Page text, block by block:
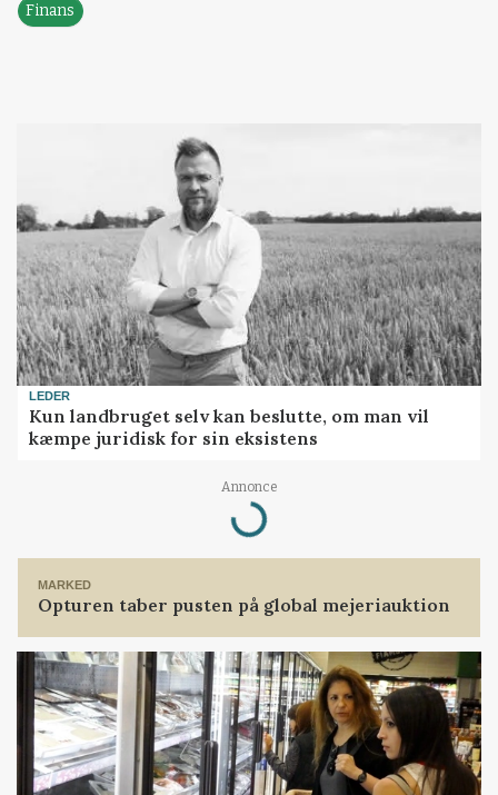
Finans
LEDER
Kun landbruget selv kan beslutte, om man vil
kæmpe juridisk for sin eksistens
Annonce
Loading...
MARKED
Opturen taber pusten på global mejeriauktion